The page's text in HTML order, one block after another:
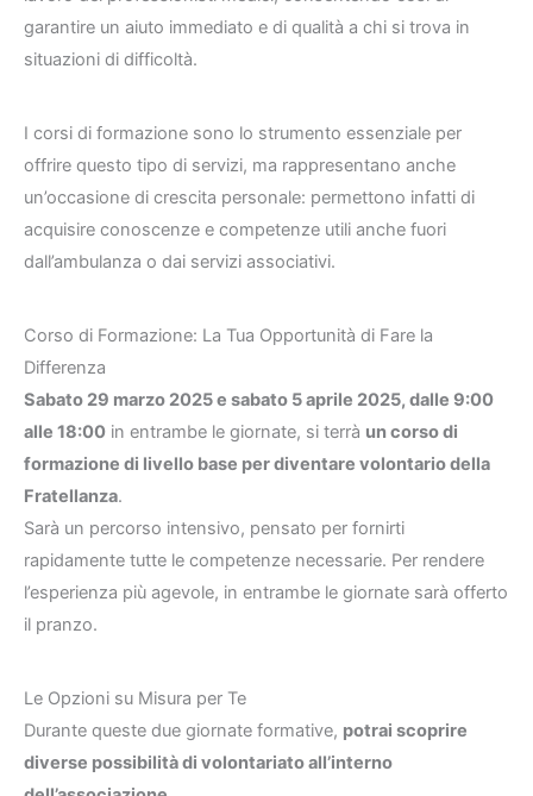
garantire un aiuto immediato e di qualità a chi si trova in
situazioni di difficoltà.
I corsi di formazione sono lo strumento essenziale per
offrire questo tipo di servizi, ma rappresentano anche
un’occasione di crescita personale: permettono infatti di
acquisire conoscenze e competenze utili anche fuori
dall’ambulanza o dai servizi associativi.
Corso di Formazione: La Tua Opportunità di Fare la
Differenza
Sabato 29 marzo 2025 e sabato 5 aprile 2025, dalle 9:00
alle 18:00 in entrambe le giornate, si terrà un corso di
formazione di livello base per diventare volontario della
Fratellanza.
Sarà un percorso intensivo, pensato per fornirti
rapidamente tutte le competenze necessarie. Per rendere
l’esperienza più agevole, in entrambe le giornate sarà offerto
il pranzo.
Le Opzioni su Misura per Te
Durante queste due giornate formative, potrai scoprire
diverse possibilità di volontariato all’interno